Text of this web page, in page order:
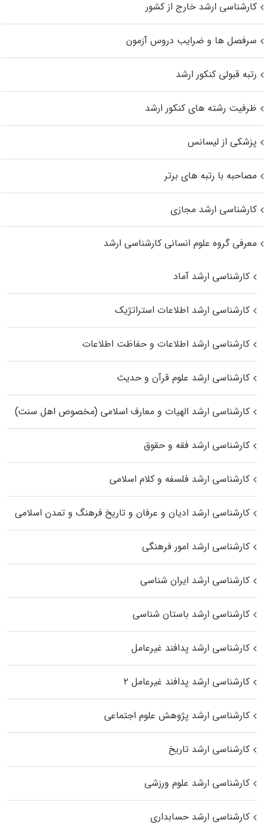
کارشناسی ارشد خارج از کشور
سرفصل ها و ضرایب دروس آزمون
رتبه قبولی کنکور ارشد
ظرفیت رشته های کنکور ارشد
پزشکی از لیسانس
مصاحبه با رتبه های برتر
کارشناسی ارشد مجازی
معرفی گروه علوم انسانی کارشناسی ارشد
کارشناسی ارشد آماد
کارشناسی ارشد اطلاعات استراتژیک
کارشناسی ارشد اطلاعات و حفاظت اطلاعات
کارشناسی ارشد علوم قرآن و حدیث
کارشناسی ارشد الهیات و معارف اسلامی (مخصوص اهل سنت)
کارشناسی ارشد فقه و حقوق
کارشناسی ارشد فلسفه و کلام اسلامی
کارشناسی ارشد ادیان و عرفان و تاریخ فرهنگ و تمدن اسلامی
کارشناسی ارشد امور فرهنگی
کارشناسی ارشد ایران شناسی
کارشناسی ارشد باستان شناسی
کارشناسی ارشد پدافند غیرعامل
کارشناسی ارشد پدافند غیرعامل ۲
کارشناسی ارشد پژوهش علوم اجتماعی
کارشناسی ارشد تاریخ
کارشناسی ارشد علوم ورزشی
کارشناسی ارشد حسابداری